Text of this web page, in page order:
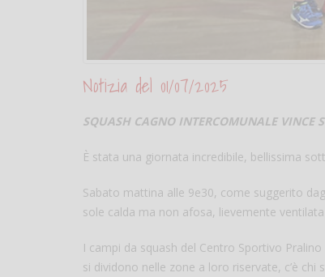
Notizia del 01/07/2025
SQUASH CAGNO INTERCOMUNALE VINCE
È stata una giornata incredibile, bellissima
Sabato mattina alle 9e30, come suggerito
sole calda ma non afosa, lievemente
I campi da squash del Centro Sportivo
si dividono nelle zone a loro riservate, c’è